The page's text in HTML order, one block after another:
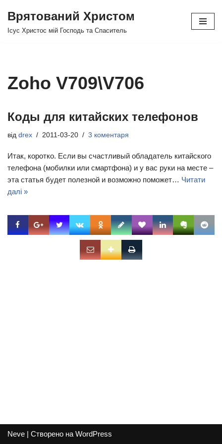
Перейти
Врятований Христом
Ісус Христос мій Господь та Спаситель
Zoho V709\V706
Коды для китайских телефонов
від drex 2011-03-20 3 коментаря
Итак, коротко. Если вы счастливый обладатель китайского
телефона (мобилки или смартфона) и у вас руки на месте –
эта статья будет полезной и возможно поможет… Читати
далі »
Neve | Створено на WordPress